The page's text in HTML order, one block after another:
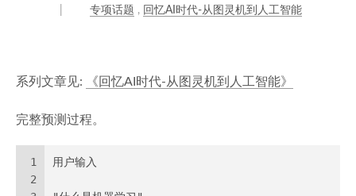
专项话题 , 回忆AI时代-从图灵机到人工智能
系列文章见: 《回忆AI时代-从图灵机到人工智能》
完整预测过程。
1
2
用户输入